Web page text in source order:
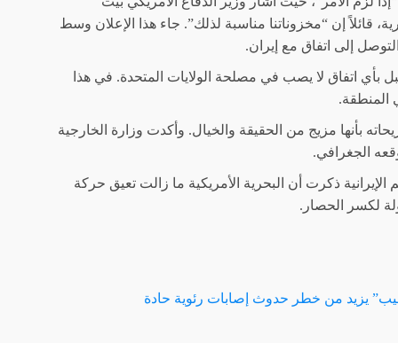
قائلاً إن “مخزوناتنا مناسبة لذلك”. جاء هذا الإعلان وسط
إلى اتفاق مع إيران.
بأي اتفاق لا يصب في مصلحة الولايات المتحدة. في هذا
المنطقة.
بأنها مزيج من الحقيقة والخيال. وأكدت وزارة الخارجية
الجغرافي.
ذكرت أن البحرية الأمريكية ما زالت تعيق حركة
لكسر الحصار.
يزيد من خطر حدوث إصابات رئوية حادة